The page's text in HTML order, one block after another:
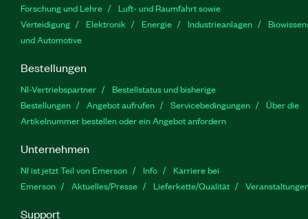
Forschung und Lehre
Luft- und Raumfahrt sowie
Verteidigung
Elektronik Energie Industrieanlagen
und Automotive
Bestellungen
NI-Vertriebspartner
Bestellstatus und bisherige
Bestellungen
Angebot aufrufen Servicebedingungen
Über die
Artikelnummer bestellen oder ein Angebot anfordern
Unternehmen
NI ist jetzt Teil von Emerson Info
Karriere bei
Emerson
Aktuelles/Presse Lieferkette/Qualität
Support